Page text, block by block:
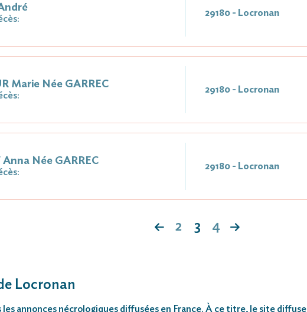
29180 - Locronan
Marie Née GARREC 29180 - Locronan
Anna Née GARREC 29180 - Locronan
2 3 4
Locronan
annonces nécrologiques diffusées en France. À ce titre, le site diffuse